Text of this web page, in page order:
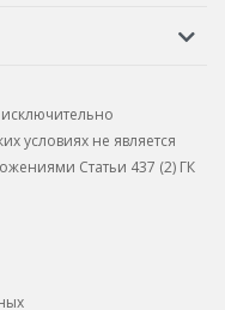
условиях не является
Статьи 437 (2) ГК